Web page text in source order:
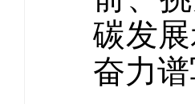
碳发
奋力